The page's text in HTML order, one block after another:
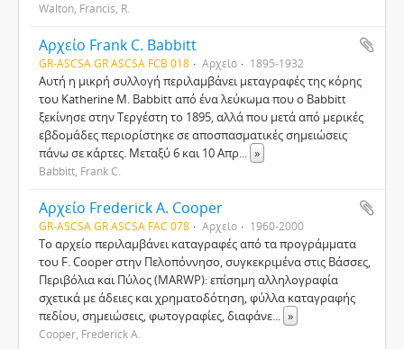
Walton, Francis, R.
Αρχείο Frank C. Babbitt
GR-ASCSA GR ASCSA FCB 018 Αρχείο 1895-1932
Αυτή η μικρή συλλογή περιλαμβάνει μεταγραφές της κόρης
του Katherine M. Babbitt από ένα λεύκωμα που ο Babbitt
ξεκίνησε στην Τεργέστη το 1895, αλλά που μετά από μερικές
εβδομάδες περιορίστηκε σε αποσπασματικές σημειώσεις
πάνω σε κάρτες. Μεταξύ 6 και 10 Απρ... »
Babbitt, Frank C.
Αρχείο Frederick A. Cooper
GR-ASCSA GR ASCSA FAC 078 Αρχείο 1960-2000
Το αρχείο περιλαμβάνει καταγραφές από τα προγράμματα
του F. Cooper στην Πελοπόννησο, συγκεκριμένα στις Βάσσες,
Περιβόλια και Πύλος (MARWP): επίσημη αλληλογραφία
σχετικά με άδειες και χρηματοδότηση, φύλλα καταγραφής
πεδίου, σημειώσεις, φωτογραφίες, διαφάνε... »
Cooper, Frederick A.